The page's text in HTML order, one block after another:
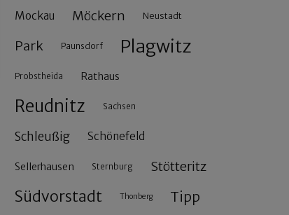
Mockau Möckern Neustadt
Park Paunsdorf Plagwitz
Probstheida Rathaus
Reudnitz Sachsen
Schleußig Schönefeld
Sellerhausen Sternburg Stötteritz
Südvorstadt Thonberg Tipp